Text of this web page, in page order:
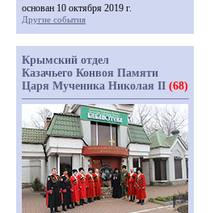
основан 10 октября 2019 г.
Другие события
Крымский отдел
Казачьего Конвоя Памяти
Царя Мученика Николая II (68)